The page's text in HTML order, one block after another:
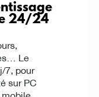
24/24
Le
7, pour
sur PC